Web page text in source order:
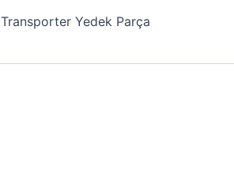
Transporter Yedek Parça